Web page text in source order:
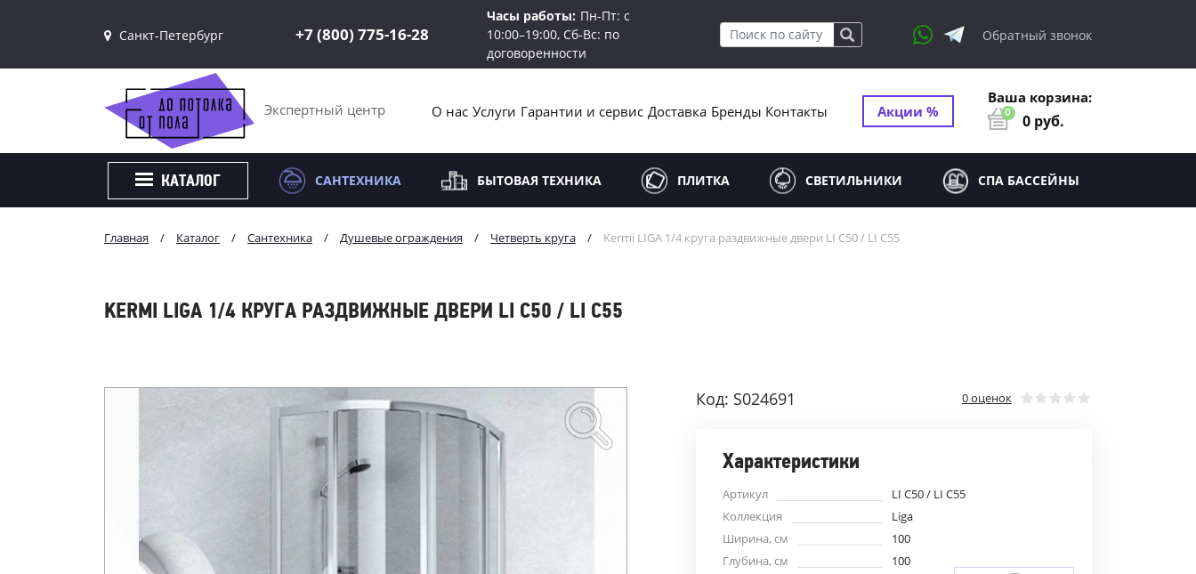
Санкт-Петербург
+7 (800) 775-16-28
Часы работы: Пн-Пт: с
10:00–19:00, Сб-Вс: по
договоренности
Обратный звонок
Экспертный центр О нас Услуги Гарантии и сервис Доставка Бренды Контакты Акции %
Ваша корзина:
0 0 руб.
КАТАЛОГ САНТЕХНИКА БЫТОВАЯ ТЕХНИКА ПЛИТКА СВЕТИЛЬНИКИ СПА БАССЕЙНЫ
Главная / Каталог / Сантехника / Душевые ограждения / Четверть круга / Kermi LIGA 1/4 круга раздвижные двери LI C50 / LI C55
KERMI LIGA 1/4 КРУГА РАЗДВИЖНЫЕ ДВЕРИ LI C50 / LI C55
Код: S024691 0 оценок
Характеристики
Артикул
LI C50 / LI C55
Коллекция
Liga
Ширина, см
100
Глубина, см
100